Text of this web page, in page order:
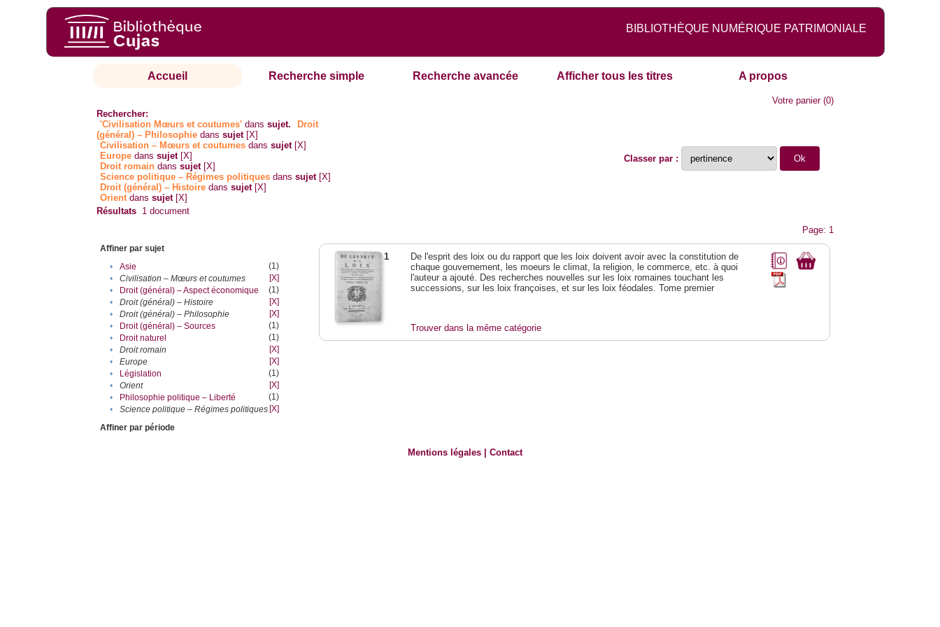
BIBLIOTHÈQUE NUMÉRIQUE PATRIMONIALE
Accueil Recherche simple Recherche avancée Afficher tous les titres A propos
Votre panier(0)
Rechercher:
'Civilisation Mœurs et coutumes' danssujet.
Droit
(général) – Philosophie danssujet [X]
Civilisation – Mœurs et coutumes danssujet [X]
Europe danssujet [X]
Droit romain danssujet [X]
Science politique – Régimes politiques danssujet [X]
Droit (général) – Histoire danssujet [X]
Orientdanssujet [X]
Classer par :
Résultats 1 document
Page: 1
Affiner par sujet
•
Asie
(1)
•
Civilisation – Mœurs et coutumes
[X]
•
Droit (général) – Aspect économique
(1)
•
Droit (général) – Histoire
[X]
•
Droit (général) – Philosophie
[X]
•
Droit (général) – Sources
(1)
•
Droit naturel
(1)
•
Droit romain
[X]
•
Europe
[X]
•
Législation
(1)
•
Orient
[X]
•
Philosophie politique – Liberté
(1)
•
Science politique – Régimes politiques [X]
Affiner par période
1
De l'esprit des loix ou du rapport que les loix doivent avoir avec la constitution de
chaque gouvernement, les moeurs le climat, la religion, le commerce, etc. à quoi
l'auteur a ajouté. Des recherches nouvelles sur les loix romaines touchant les
successions, sur les loix françoises, et sur les loix féodales. Tome premier
Trouver dans la même catégorie
Mentions légales |Contact